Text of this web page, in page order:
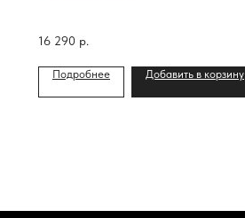
16 290 р.
Подробнее Добавить в корзину